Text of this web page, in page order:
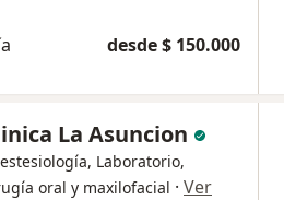
desde $ 150.000
La Asuncion
Laboratorio,
oral y maxilofacial · Ver